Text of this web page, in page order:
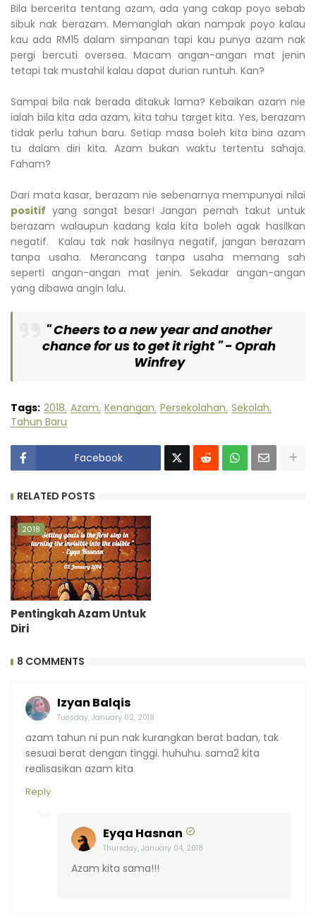
Bila bercerita tentang azam, ada yang cakap poyo sebab
sibuk nak berazam. Memanglah akan nampak poyo kalau
kau ada RM15 dalam simpanan tapi kau punya azam nak
pergi bercuti oversea. Macam angan-angan mat jenin
tetapi tak mustahil kalau dapat durian runtuh. Kan?
Sampai bila nak berada ditakuk lama? Kebaikan azam nie
ialah bila kita ada azam, kita tahu target kita. Yes, berazam
tidak perlu tahun baru. Setiap masa boleh kita bina azam
tu dalam diri kita. Azam bukan waktu tertentu sahaja.
Faham?
Dari mata kasar, berazam nie sebenarnya mempunyai nilai
positif yang sangat besar! Jangan pernah takut untuk
berazam walaupun kadang kala kita boleh agak hasilkan
negatif. Kalau tak nak hasilnya negatif, jangan berazam
tanpa usaha. Merancang tanpa usaha memang sah
seperti angan-angan mat jenin. Sekadar angan-angan
yang dibawa angin lalu.
" Cheers to a new year and another
chance for us to get it right " - Oprah
Winfrey
Tags: 2018 Azam Kenangan Persekolahan Sekolah
Tahun Baru
Facebook
RELATED POSTS
2018
Pentingkah Azam Untuk
Diri
8 COMMENTS
Izyan Balqis
Tuesday, January 02, 2018
azam tahun ni pun nak kurangkan berat badan, tak
sesuai berat dengan tinggi. huhuhu. sama2 kita
realisasikan azam kita
Reply
Eyqa Hasnan
Thursday, January 04, 2018
Azam kita sama!!!